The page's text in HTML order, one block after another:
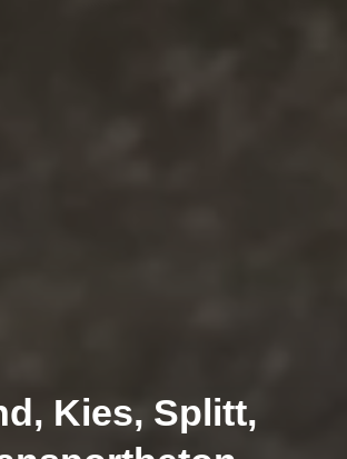
Kies, Splitt,